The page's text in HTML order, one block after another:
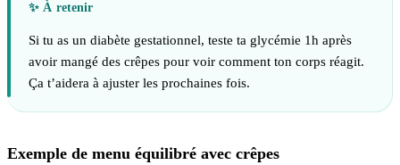
Si tu as un diabète gestationnel, teste ta glycémie 1h après
avoir mangé des crêpes pour voir comment ton corps réagit.
Ça t’aidera à ajuster les prochaines fois.
Exemple de menu équilibré avec crêpes